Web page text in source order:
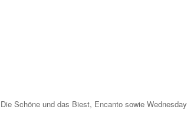
Schöne und das Biest, Encanto sowie Wednesday